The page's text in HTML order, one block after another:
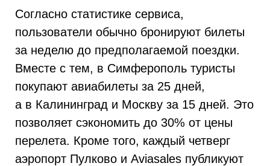
Согласно статистике сервиса,
пользователи обычно бронируют билеты
за неделю до предполагаемой поездки.
Вместе с тем, в Симферополь туристы
покупают авиабилеты за 25 дней,
а в Калининград и Москву за 15 дней. Это
позволяет сэкономить до 30% от цены
перелета. Кроме того, каждый четверг
аэропорт Пулково и Aviasales публикуют